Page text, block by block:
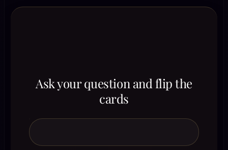
Ask your question and flip the
cards